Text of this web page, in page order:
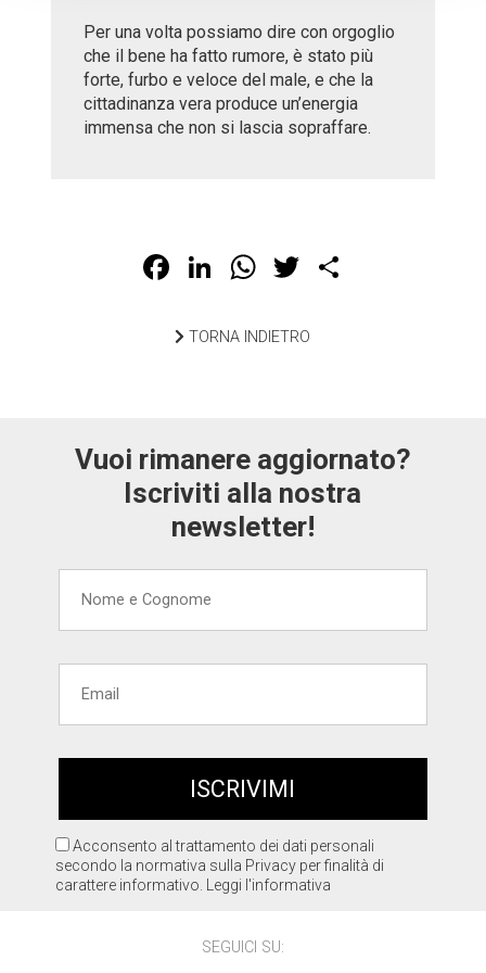
Per una volta possiamo dire con orgoglio
che il bene ha fatto rumore, è stato più
forte, furbo e veloce del male, e che la
cittadinanza vera produce un’energia
immensa che non si lascia sopraffare.
Facebook
LinkedIn
WhatsApp
Twitter
TORNA INDIETRO
Vuoi rimanere aggiornato?
Iscriviti alla nostra
newsletter!
Acconsento al trattamento dei dati personali
secondo la normativa sulla Privacy per finalità di
carattere informativo. Leggi l'informativa
SEGUICI SU: